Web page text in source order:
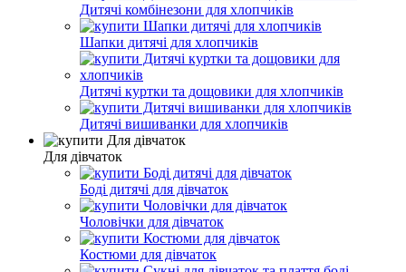
Дитячі комбінезони для хлопчиків
Шапки дитячі для хлопчиків
Дитячі куртки та дощовики для хлопчиків
Дитячі вишиванки для хлопчиків
Для дівчаток
Боді дитячі для дівчаток
Чоловічки для дівчаток
Костюми для дівчаток